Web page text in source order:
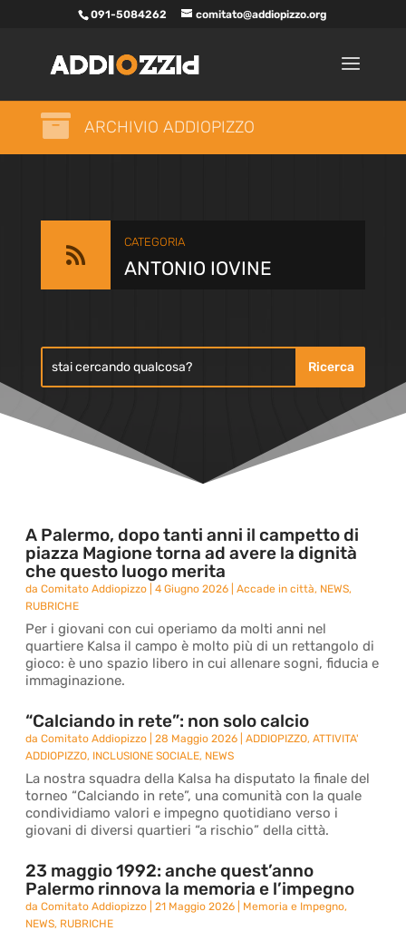
091-5084262 comitato@addiopizzo.org
 ARCHIVIO ADDIOPIZZO

CATEGORIA
ANTONIO IOVINE
A Palermo, dopo tanti anni il campetto di
piazza Magione torna ad avere la dignità
che questo luogo merita
daComitato Addiopizzo |4 Giugno 2026 |Accade in città, NEWS,
RUBRICHE
Per i giovani con cui operiamo da molti anni nel
quartiere Kalsa il campo è molto più di un rettangolo di
gioco: è uno spazio libero in cui allenare sogni, fiducia e
immaginazione.
“Calciando in rete”: non solo calcio
daComitato Addiopizzo |28 Maggio 2026 |ADDIOPIZZO,ATTIVITA'
ADDIOPIZZO, INCLUSIONE SOCIALE, NEWS
La nostra squadra della Kalsa ha disputato la finale del
torneo “Calciando in rete”, una comunità con la quale
condividiamo valori e impegno quotidiano verso i
giovani di diversi quartieri “a rischio” della città.
23 maggio 1992: anche quest’anno
Palermo rinnova la memoria e l’impegno
daComitato Addiopizzo |21 Maggio 2026 Memoria e Impegno,
NEWS, RUBRICHE